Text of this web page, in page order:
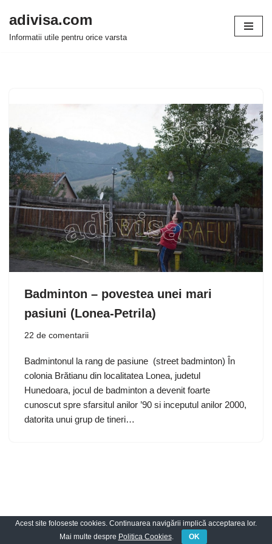
Sari
adivisa.com
Informatii utile pentru orice varsta
Badminton – povestea unei mari
pasiuni (Lonea-Petrila)
22 de comentarii
Badmintonul la rang de pasiune (street badminton) În
colonia Brătianu din localitatea Lonea, judetul
Hunedoara, jocul de badminton a devenit foarte
cunoscut spre sfarsitul anilor ’90 si inceputul anilor 2000,
datorita unui grup de tineri…
Neve | Propulsată deWordPress
Acest site foloseste cookies. Continuarea navigării implică acceptarea lor.
Mai multe despre Politica Cookies. OK